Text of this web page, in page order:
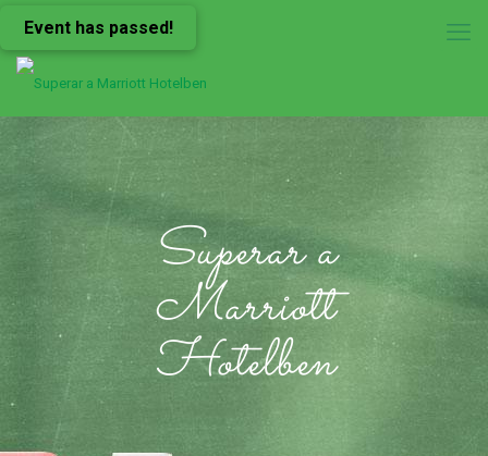
Event has passed!
Superar a
Marriott
Hotelben